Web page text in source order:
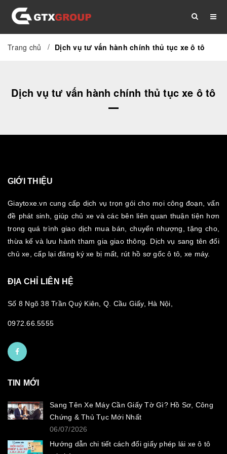
TRANG CHỦ GIỚI THIỆU DỊCH VỤ
THỦ TỤC TÀI LIỆU TIN TỨC
Trang chủ / Dịch vụ tư vấn hành chính thủ tục xe ô tô
Dịch vụ tư vấn hành chính thủ tục xe ô tô
GIỚI THIỆU
Giaytoxe.vn cung cấp dịch vụ trọn gói cho mọi công đoạn, vấn
đề phát sinh, giúp chủ xe và các bên liên quan thuận tiện hơn
trong quá trình giao dịch mua bán, chuyển nhượng, tặng cho,
thừa kế và lưu hành tham gia giao thông. Dịch vụ sang tên đổi
chủ xe, cấp lại đăng ký xe bị mất, rút hồ sơ gốc ô tô, xe máy.
ĐỊA CHỈ LIÊN HỆ
Số 8 Ngõ 38 Trần Quý Kiên, Q. Cầu Giấy, Hà Nội,
0972.66.5555
TIN MỚI
Sang Tên Xe Máy Cần Giấy Tờ Gì? Hồ Sơ, Công
Chứng & Thủ Tục Mới Nhất
06/07/2026
Hướng dẫn chi tiết cách đổi giấy phép lái xe ô tô